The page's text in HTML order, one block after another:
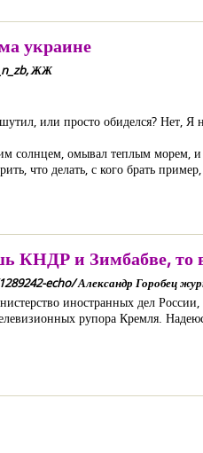
украине
ЖЖ
или просто обиделся? Нет, Я
солнцем, омывал теплым морем, и
что делать, с кого брать
КНДР и Зимбабве, то
echo/ Александр Горобец
иностранных дел
рупора Кремля.